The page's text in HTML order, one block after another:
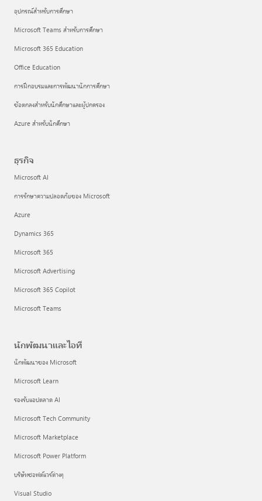
อุปกรณ์สำหรับการศึกษา
Microsoft Teams สำหรับการศึกษา
Microsoft 365 Education
Office Education
การฝึกอบรมและการพัฒนานักการศึกษา
ข้อตกลงสำหรับนักศึกษาและผู้ปกครอง
Azure สำหรับนักศึกษา
ธุรกิจ
Microsoft AI
การรักษาความปลอดภัยของ Microsoft
Azure
Dynamics 365
Microsoft 365
Microsoft Advertising
Microsoft 365 Copilot
Microsoft Teams
นักพัฒนาและไอที
นักพัฒนาของ Microsoft
Microsoft Learn
รองรับแอปตลาด AI
Microsoft Tech Community
Microsoft Marketplace
Microsoft Power Platform
บริษัทซอฟต์แวร์ต่างๆ
Visual Studio